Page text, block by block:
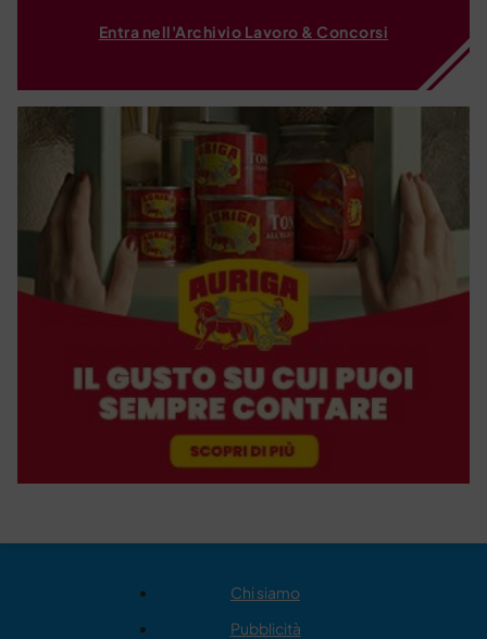
Entra nell'Archivio Lavoro & Concorsi
Chi siamo
Pubblicità